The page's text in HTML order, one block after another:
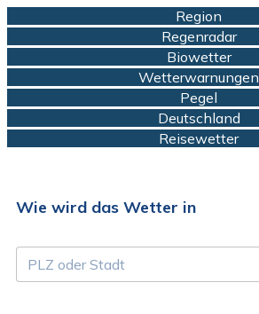
Region
Regenradar
Biowetter
Wetterwarnungen
Pegel
Deutschland
Reisewetter
Wie wird das Wetter in